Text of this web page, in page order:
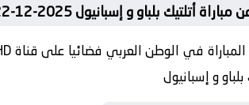
أتلتيك بلباو و إسبانيول 2025-12-22
بلباو و إسبانيول